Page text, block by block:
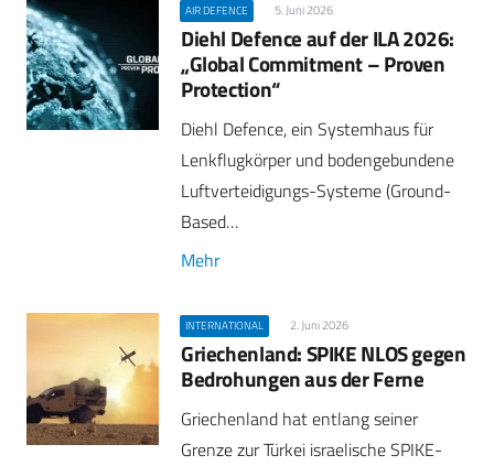
AIR DEFENCE 5. Juni 2026
Diehl Defence auf der ILA 2026:
„Global Commitment – Proven
Protection“
Diehl Defence, ein Systemhaus für
Lenkflugkörper und bodengebundene
Luftverteidigungs-Systeme (Ground-
Based…
Mehr
INTERNATIONAL 2. Juni 2026
Griechenland: SPIKE NLOS gegen
Bedrohungen aus der Ferne
Griechenland hat entlang seiner
Grenze zur Türkei israelische SPIKE-